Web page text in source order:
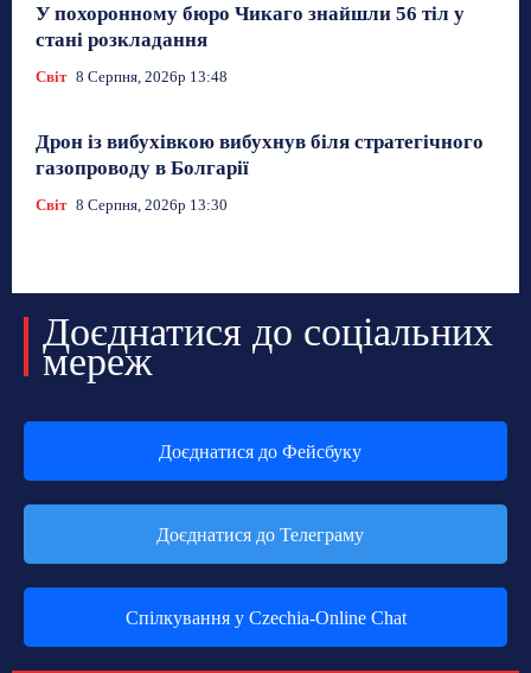
У похоронному бюро Чикаго знайшли 56 тіл у
стані розкладання
Світ 8 Серпня, 2026р 13:48
Дрон із вибухівкою вибухнув біля стратегічного
газопроводу в Болгарії
Світ 8 Серпня, 2026р 13:30
Доєднатися до соціальних
мереж
Доєднатися до Фейсбуку
Доєднатися до Телеграму
Спілкування у Czechia-Online Chat